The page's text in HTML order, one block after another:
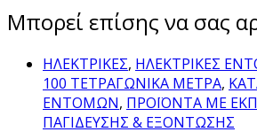
Μπορεί επίσης να σας
ΗΛΕΚΤΡΙΚΕΣ, ΗΛΕΚΤΡΙΚΕΣ
100 ΤΕΤΡΑΓΩΝΙΚΑ ΜΕΤΡΑ,
ΕΝΤΟΜΩΝ, ΠΡΟΪΟΝΤΑ ΜΕ
ΠΑΓΙΔΕΥΣΗΣ & ΕΞΟΝΤΩΣΗΣ